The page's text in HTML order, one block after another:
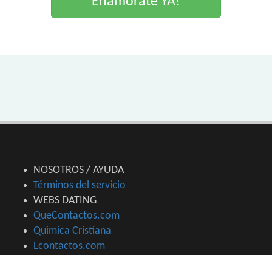
NOSOTROS / AYUDA
Términos del servicio
WEBS DATING
QueContactos.com
Quimica Cristiana
Lcontactos.com